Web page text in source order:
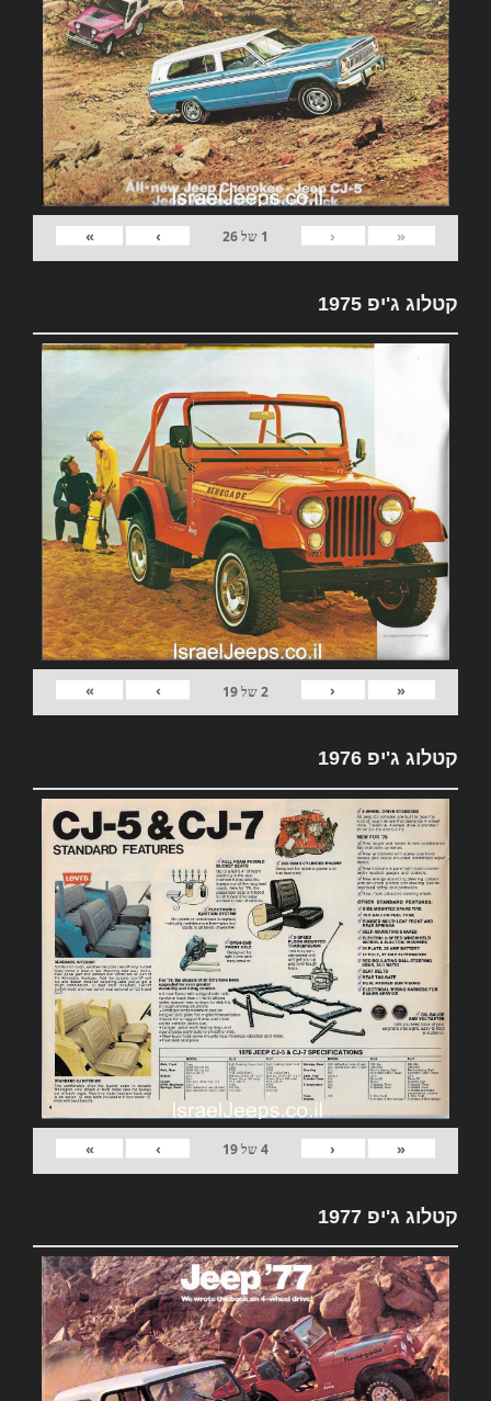
«
‹
1 של26
›
»
קטלוג ג'יפ 1975
«
‹
2של19
›
»
קטלוג ג'יפ 1976
«
‹
4של19
›
»
קטלוג ג'יפ 1977